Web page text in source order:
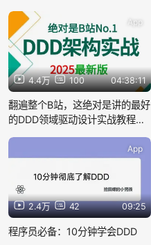
4.4万 100 04:38:11
App
翻遍整个B站，这绝对是讲的最好
的DDD领域驱动设计实战教程，
2.4万 42 09:25
App
程序员必备：10分钟学会DDD